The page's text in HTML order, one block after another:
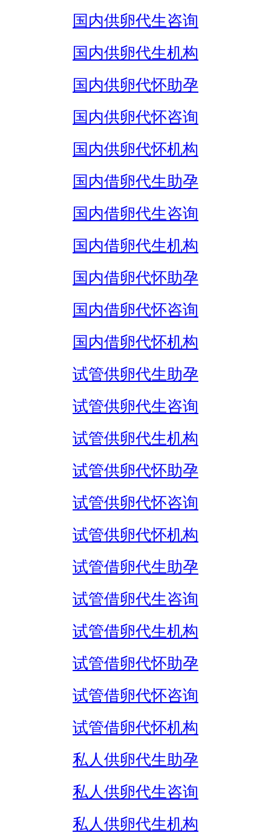
国内供卵代生咨询
国内供卵代生机构
国内供卵代怀助孕
国内供卵代怀咨询
国内供卵代怀机构
国内借卵代生助孕
国内借卵代生咨询
国内借卵代生机构
国内借卵代怀助孕
国内借卵代怀咨询
国内借卵代怀机构
试管供卵代生助孕
试管供卵代生咨询
试管供卵代生机构
试管供卵代怀助孕
试管供卵代怀咨询
试管供卵代怀机构
试管借卵代生助孕
试管借卵代生咨询
试管借卵代生机构
试管借卵代怀助孕
试管借卵代怀咨询
试管借卵代怀机构
私人供卵代生助孕
私人供卵代生咨询
私人供卵代生机构